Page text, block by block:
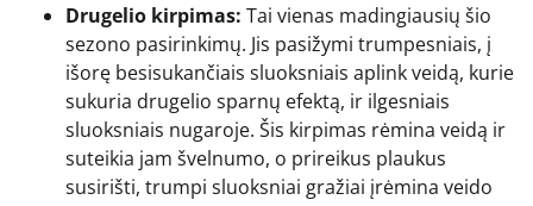
Drugelio kirpimas: Tai vienas madingiausių šio
sezono pasirinkimų. Jis pasižymi trumpesniais, į
išorę besisukančiais sluoksniais aplink veidą, kurie
sukuria drugelio sparnų efektą, ir ilgesniais
sluoksniais nugaroje. Šis kirpimas rėmina veidą ir
suteikia jam švelnumo, o prireikus plaukus
susirišti, trumpi sluoksniai gražiai įrėmina veido